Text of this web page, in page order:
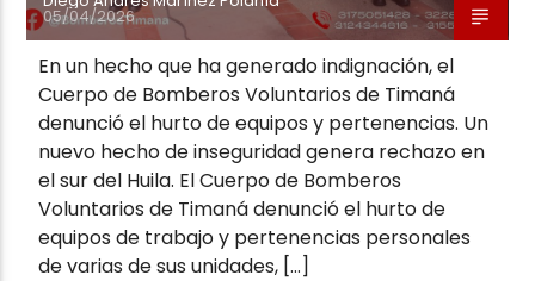
05/04/2026
En un hecho que ha generado indignación, el
Cuerpo de Bomberos Voluntarios de Timaná
denunció el hurto de equipos y pertenencias. Un
nuevo hecho de inseguridad genera rechazo en
el sur del Huila. El Cuerpo de Bomberos
Voluntarios de Timaná denunció el hurto de
equipos de trabajo y pertenencias personales
de varias de sus unidades, […]